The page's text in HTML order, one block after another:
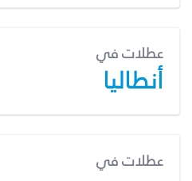
عطلات في
أنطاليا
عطلات في